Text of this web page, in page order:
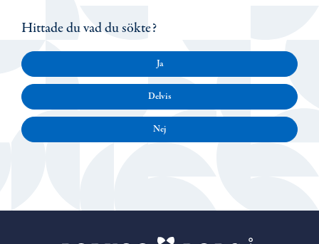
Hittade du vad du sökte?
Ja
Delvis
Nej